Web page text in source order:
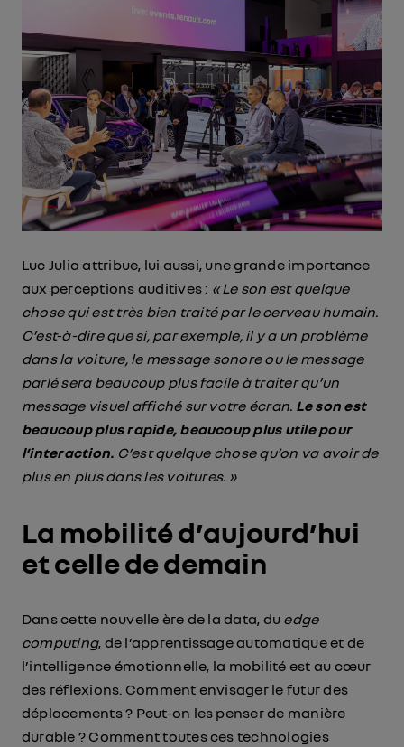
Luc Julia attribue, lui aussi, une grande importance
aux perceptions auditives : « Le son est quelque
chose qui est très bien traité par le cerveau humain.
C’est-à-dire que si, par exemple, il y a un problème
dans la voiture, le message sonore ou le message
parlé sera beaucoup plus facile à traiter qu’un
message visuel affiché sur votre écran. Le son est
beaucoup plus rapide, beaucoup plus utile pour
l’interaction. C’est quelque chose qu’on va avoir de
plus en plus dans les voitures. »
La mobilité d’aujourd’hui
et celle de demain
Dans cette nouvelle ère de la data, du edge
computing, de l’apprentissage automatique et de
l’intelligence émotionnelle, la mobilité est au cœur
des réflexions. Comment envisager le futur des
déplacements ? Peut-on les penser de manière
durable ? Comment toutes ces technologies